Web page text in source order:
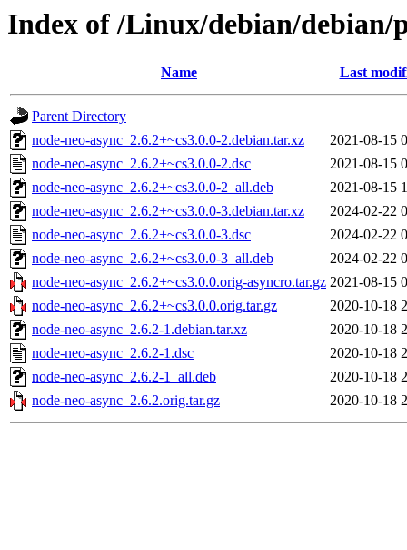
Index of /Linux/debian/debian/
Name Last
Parent Directory
node-neo-async_2.6.2+~cs3.0.0-2.debian.tar.xz
2021-08-15
node-neo-async_2.6.2+~cs3.0.0-2.dsc
2021-08-15
node-neo-async_2.6.2+~cs3.0.0-2_all.deb
2021-08-15
node-neo-async_2.6.2+~cs3.0.0-3.debian.tar.xz
2024-02-22
node-neo-async_2.6.2+~cs3.0.0-3.dsc
2024-02-22
node-neo-async_2.6.2+~cs3.0.0-3_all.deb
2024-02-22
node-neo-async_2.6.2+~cs3.0.0.orig-asyncro.tar.gz 2021-08-15
node-neo-async_2.6.2+~cs3.0.0.orig.tar.gz
2020-10-18
node-neo-async_2.6.2-1.debian.tar.xz
2020-10-18
node-neo-async_2.6.2-1.dsc
2020-10-18
node-neo-async_2.6.2-1_all.deb
2020-10-18
node-neo-async_2.6.2.orig.tar.gz
2020-10-18